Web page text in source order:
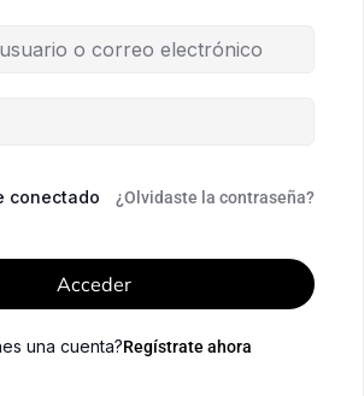
conectado ¿Olvidaste la contraseña?
Acceder
una cuenta?Regístrate ahora